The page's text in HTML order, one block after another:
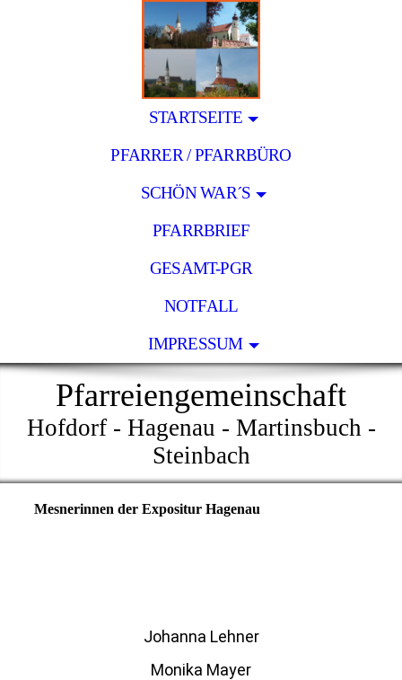
STARTSEITE
PFARRER / PFARRBÜRO
SCHÖN WAR´S
PFARRBRIEF
GESAMT-PGR
NOTFALL
IMPRESSUM
Pfarreiengemeinschaft
Hofdorf - Hagenau - Martinsbuch -
Steinbach
Mesnerinnen der Expositur Hagenau
Johanna Lehner
Monika Mayer